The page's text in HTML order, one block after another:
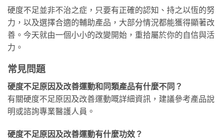
硬度不足並非不治之症，只要有正確的認知、持之以恆的努
力，以及選擇合適的輔助產品，大部分情況都能獲得顯著改
善。今天就由一個小小的改變開始，重拾屬於你的自信與活
力。
常見問題
硬度不足原因及改善運動和同類產品有什麼不同？
有關硬度不足原因及改善運動嘅詳細資訊，建議參考產品說
明或諮詢專業醫護人員。
硬度不足原因及改善運動有什麼功效？